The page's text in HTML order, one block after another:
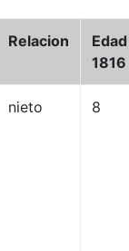
Relacion
Edad
1816
nieto 8